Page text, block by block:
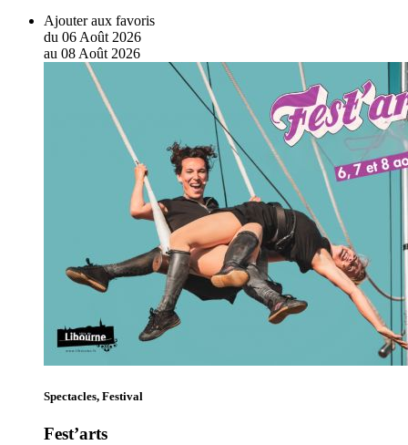
Ajouter aux favoris
du 06 Août 2026
au 08 Août 2026
Spectacles, Festival
Fest’arts